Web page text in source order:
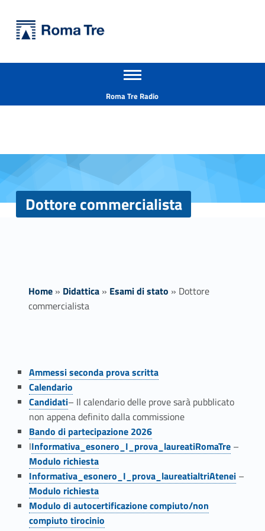
Dottore commercialista - Università Roma Tre
Apri il menu secondario
Roma Tre Radio
Dottore commercialista
Home» Didattica» Esami di stato » Dottore
commercialista
o
t
o
c
Link identifier #identifier__12344-1
Ammessi seconda prova scritta
Link identifier #identifier__36271-2
Calendario
Link identifier #identifier__147325-3
Candidati– Il calendario delle prove sarà pubblicato
non appena definito dalla commissione
Link identifier #identifier__185447-4
Bando di partecipazione 2026
ILink identifier #identifier__119956-5
Informativa_esonero_I_prova_laureatiRomaTre–
Modulo richiesta
Link identifier #identifier__50611-7
Informativa_esonero_I_prova_laureatialtriAtenei–
Modulo richiesta
Link identifier #identifier__163661-9
Modulo di autocertificazione compiuto/non
compiuto tirocinio